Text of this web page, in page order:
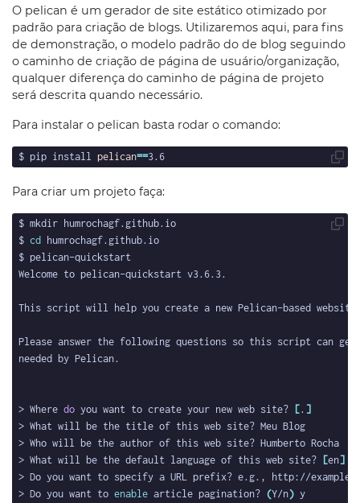
O pelican é um gerador de site estático otimizado por
padrão para criação de blogs. Utilizaremos aqui, para fins
de demonstração, o modelo padrão do de blog seguindo
o caminho de criação de página de usuário/organização,
qualquer diferença do caminho de página de projeto
será descrita quando necessário.
Para instalar o pelican basta rodar o comando:
$ pip install pelican==
Para criar um projeto faça:
$ cd
> Where do you want to create your new web site? [. ]
> What will be the default language of this web site?
[en]
> Do you want to specify a URL prefix? e.g., http://
> Do you want to enable article pagination? (Y/n)